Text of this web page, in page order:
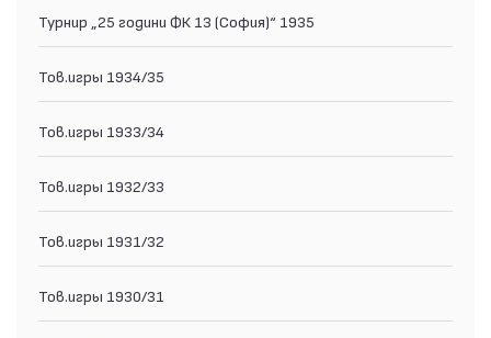
Турнир „25 години ФК 13 (София)“ 1935
Тов.игры 1934/35
Тов.игры 1933/34
Тов.игры 1932/33
Тов.игры 1931/32
Тов.игры 1930/31